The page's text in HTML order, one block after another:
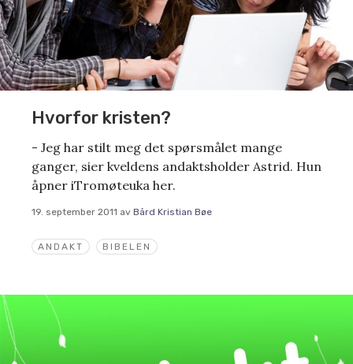
ANDAKT BIBELEN
Hvorfor kristen?
- Jeg har stilt meg det spørsmålet mange
ganger, sier kveldens andaktsholder Astrid. Hun
åpner iTromøteuka her.
19. september 2011 av Bård Kristian Bøe